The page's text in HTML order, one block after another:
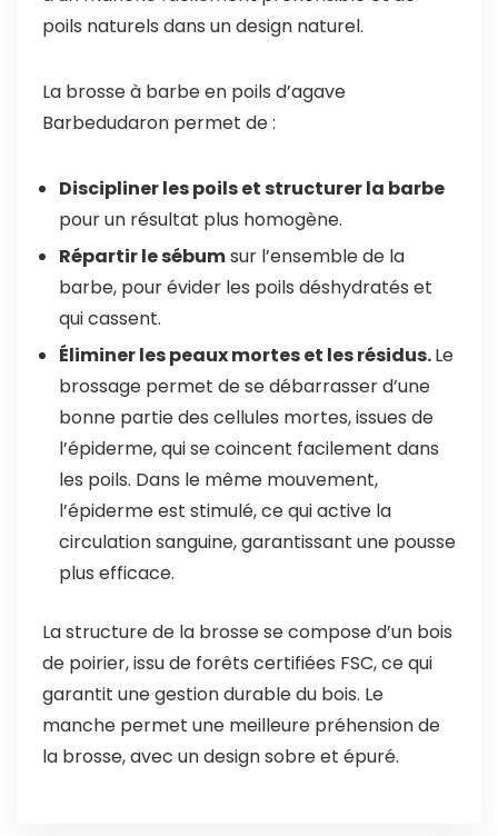
poils naturels dans un design naturel.
La brosse à barbe en poils d’agave
Barbedudaron permet de :
Discipliner les poils et structurer la barbe
pour un résultat plus homogène.
Répartir le sébumsur l’ensemble de la
barbe, pour évider les poils déshydratés et
qui cassent.
Éliminer les peaux mortes et les résidus.Le
brossage permet de se débarrasser d’une
bonne partie des cellules mortes, issues de
l’épiderme, qui se coincent facilement dans
les poils. Dans le même mouvement,
l’épiderme est stimulé, ce qui active la
circulation sanguine, garantissant une pousse
plus efficace.
La structure de la brosse se compose d’un bois
de poirier, issu de forêts certifiées FSC, ce qui
garantit une gestion durable du bois. Le
manche permet une meilleure préhension de
la brosse, avec un design sobre et épuré.